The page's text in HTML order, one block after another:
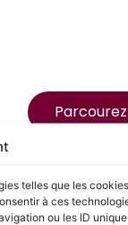
telles que les
à ces
ou les ID